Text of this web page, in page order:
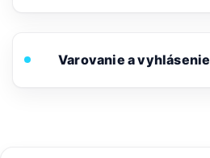
Varovanie a vyhlásenie